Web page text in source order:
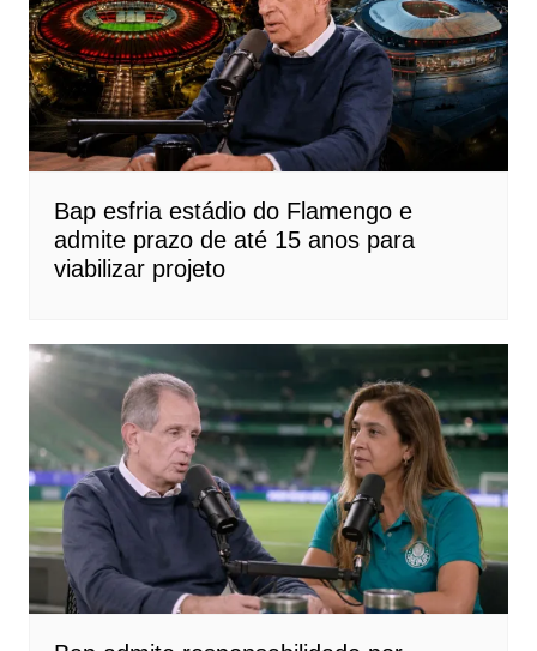
Bap esfria estádio do Flamengo e
admite prazo de até 15 anos para
viabilizar projeto